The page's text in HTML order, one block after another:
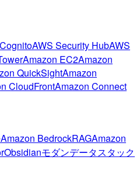
AWS Security HubAWS
Amazon EC2Amazon
QuickSightAmazon
CloudFrontAmazon Connect
Amazon BedrockRAGAmazon
Obsidianモダンデータスタック